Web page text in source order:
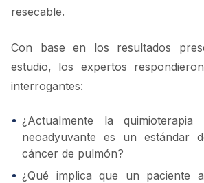
resecable.
Con base en los resultados
estudio, los expertos
interrogantes:
¿Actualmente la quimioterapia
neoadyuvante es un estándar
cáncer de pulmón?
¿Qué implica que un paciente